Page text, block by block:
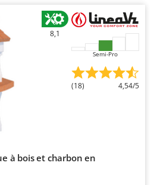
8,1
Semi-Pro
(18) 4,54/5
à bois et charbon en